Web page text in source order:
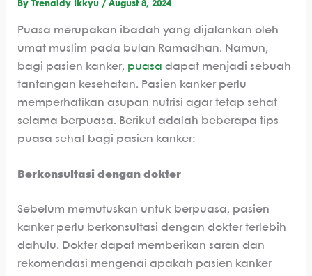
By Trenaldy Ikkyu / August 8, 2024
Puasa merupakan ibadah yang dijalankan oleh
umat muslim pada bulan Ramadhan. Namun,
bagi pasien kanker, puasa dapat menjadi sebuah
tantangan kesehatan. Pasien kanker perlu
memperhatikan asupan nutrisi agar tetap sehat
selama berpuasa. Berikut adalah beberapa tips
puasa sehat bagi pasien kanker:
Berkonsultasi dengan dokter
Sebelum memutuskan untuk berpuasa, pasien
kanker perlu berkonsultasi dengan dokter terlebih
dahulu. Dokter dapat memberikan saran dan
rekomendasi mengenai apakah pasien kanker